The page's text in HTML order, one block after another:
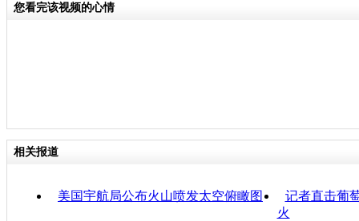
您看完该视频的心情
相关报道
美国宇航局公布火山喷发太空俯瞰图
记者直击葡
火